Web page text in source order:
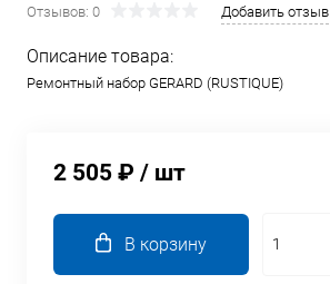
Отзывов: 0 Добавить отзыв
Описание товара:
Ремонтный набор GERARD (RUSTIQUE)
2 505 ₽ / шт
В корзину